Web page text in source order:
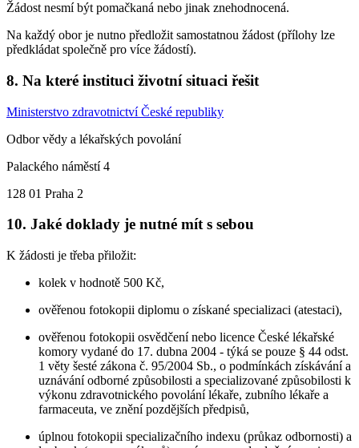
Žádost nesmí být pomačkaná nebo jinak znehodnocená.
Na každý obor je nutno předložit samostatnou žádost (přílohy lze
předkládat společně pro více žádostí).
8. Na které instituci životní situaci řešit
Ministerstvo zdravotnictví České republiky
Odbor vědy a lékařských povolání
Palackého náměstí 4
128 01 Praha 2
10. Jaké doklady je nutné mít s sebou
K žádosti je třeba přiložit:
kolek v hodnotě 500 Kč,
ověřenou fotokopii diplomu o získané specializaci (atestaci),
ověřenou fotokopii osvědčení nebo licence České lékařské
komory vydané do 17. dubna 2004 - týká se pouze § 44 odst.
1 věty šesté zákona č. 95/2004 Sb., o podmínkách získávání a
uznávání odborné způsobilosti a specializované způsobilosti k
výkonu zdravotnického povolání lékaře, zubního lékaře a
farmaceuta, ve znění pozdějších předpisů,
úplnou fotokopii specializačního indexu (průkaz odbornosti) a